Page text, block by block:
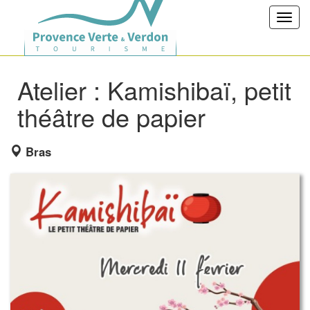
Atelier : Kamishibaï, petit
théâtre de papier
Bras